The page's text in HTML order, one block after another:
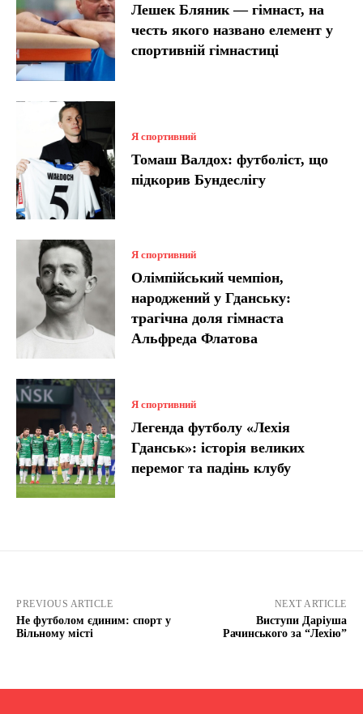
Лешек Бляник — гімнаст, на
честь якого названо елемент у
спортивній гімнастиці
Я спортивний
Томаш Валдох: футболіст, що
підкорив Бундеслігу
Я спортивний
Олімпійський чемпіон,
народжений у Гданську:
трагічна доля гімнаста
Альфреда Флатова
Я спортивний
Легенда футболу «Лехія
Гданськ»: історія великих
перемог та падінь клубу
PREVIOUS ARTICLE
Не футболом єдиним: спорт у
Вільному місті
NEXT ARTICLE
Виступи Даріуша
Рачинського за “Лехію”